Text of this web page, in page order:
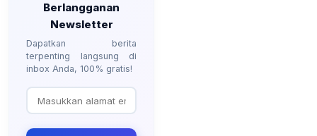
Berlangganan
Newsletter
Dapatkan berita
terpenting langsung di
inbox Anda, 100% gratis!